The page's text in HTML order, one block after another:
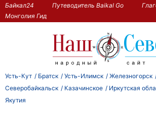
Байкал24 Путеводитель Baikal Go
Монголия Гид
Усть-Кут Братск Усть-Илимск Железногорск
Северобайкальск
Казачинское Иркутская
Якутия